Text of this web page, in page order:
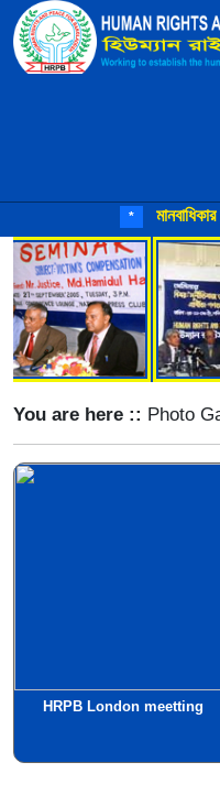
মানবাধিকার
You are here :: Photo
HRPB London meetting